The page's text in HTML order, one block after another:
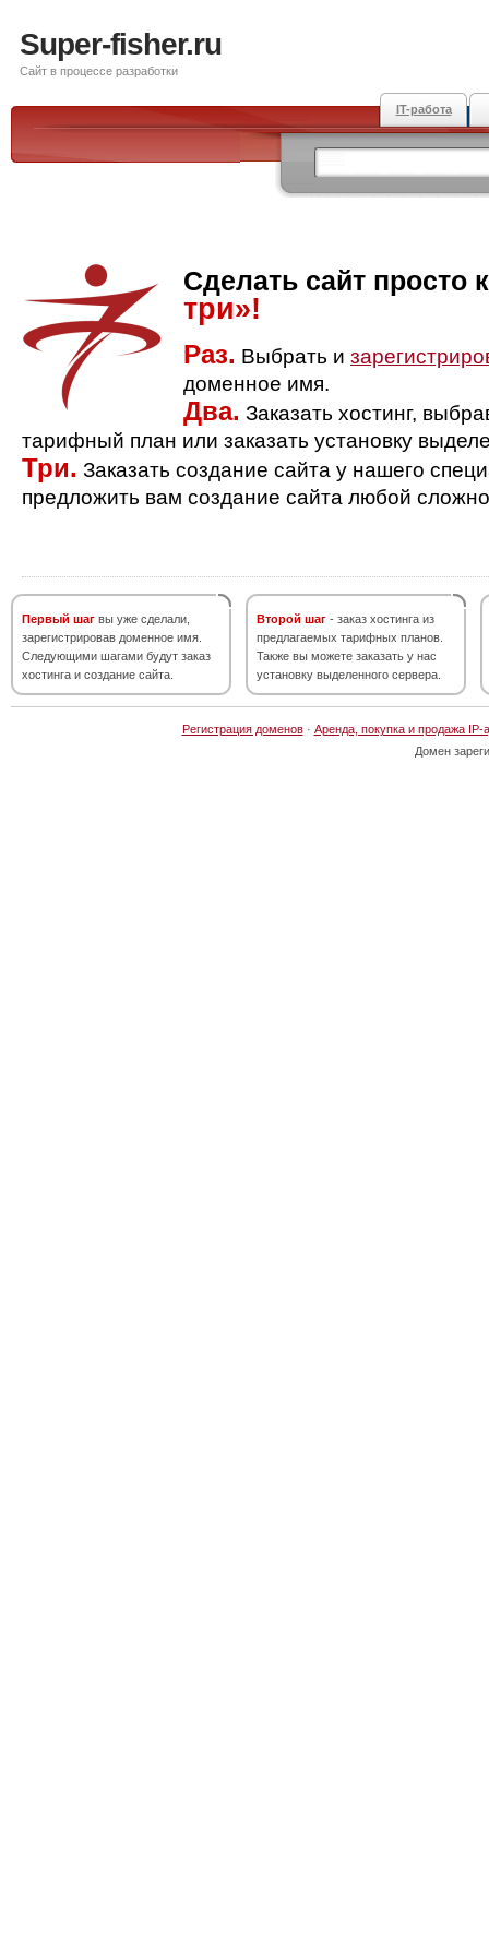
Super-fisher.ru
Сайт в процессе разработки
IT-работа
Сделать сайт просто
три»!
Раз. Выбрать и
доменное имя.
Два. Заказать хостинг,
тарифный план или заказать установку
Три. Заказать создание сайта у нашего
предложить вам создание сайта любой
Первый шаг вы уже сделали,
зарегистрировав доменное имя.
Следующими шагами будут заказ
хостинга и создание сайта.
Второй шаг - заказ хостинга из
предлагаемых тарифных планов.
Также вы можете заказать у нас
установку выделенного сервера.
Регистрация доменов· Аренда, покупка и продажа IP-
Домен